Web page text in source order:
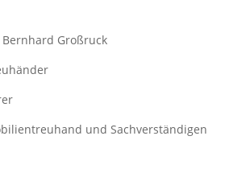
Großruck
und Sachverständigen